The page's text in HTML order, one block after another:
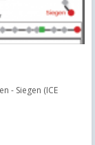
- Siegen (ICE